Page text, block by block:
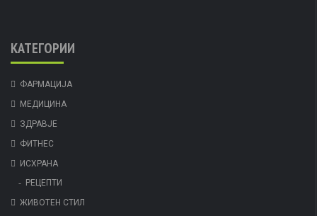
КАТЕГОРИИ
ФАРМАЦИЈА
МЕДИЦИНА
ЗДРАВЈЕ
ФИТНЕС
ИСХРАНА
РЕЦЕПТИ
ЖИВОТЕН СТИЛ